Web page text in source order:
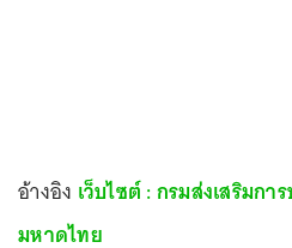
อ้างอิง เว็บไซต์ : กรมส่งเสริมก
มหาดไทย